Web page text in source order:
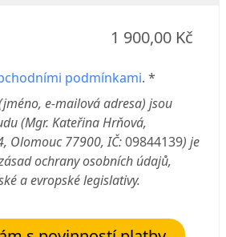
1 900,00 Kč
podmínkami. *
e-mailová adresa) jsou
(Mgr. Kateřina Hrňová,
Olomouc 77900, IČ:09844139) je
ochrany osobních údajů,
a evropské legislativy.